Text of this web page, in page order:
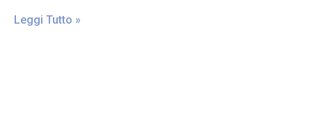
Leggi Tutto »